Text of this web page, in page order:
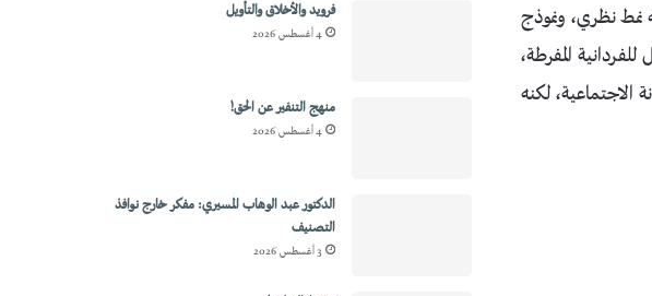
نمط نظري، ونموذج
المفرطة،
الاجتماعية، لكنه
فرويد والأخلاق والتأويل
4 أغسطس 2026
منهج التنفير عن الحق!
4 أغسطس 2026
الدكتور عبد الوهاب المسيري: مفكر خارج نوافذ
التصنيف
3 أغسطس 2026